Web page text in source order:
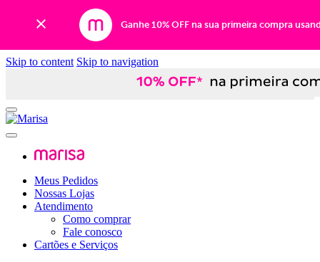
Ganhe 10% OFF na sua primeira compra
Skip to content Skip to navigation
Meus Pedidos
Nossas Lojas
Atendimento
Como comprar
Fale conosco
Cartões e Serviços